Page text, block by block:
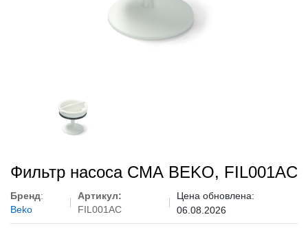
Фильтр насоса СМА BEKO, FIL001AC
Бренд:
Beko
Артикул:
FIL001AC
Цена обновлена:
06.08.2026